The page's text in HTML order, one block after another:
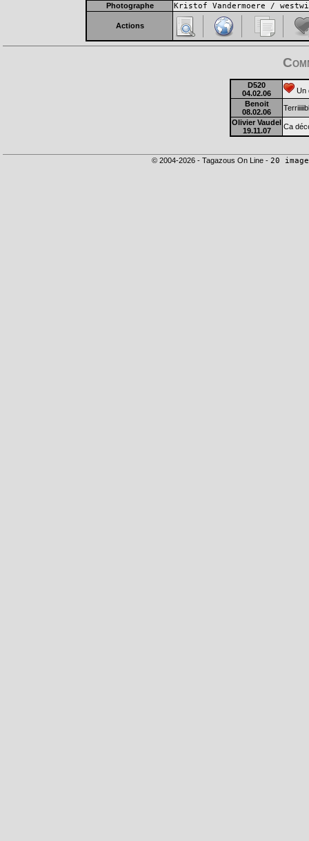
Photographe Kristof Vandermoere /
Actions
D520
04.02.06
Un
Benoit
08.02.06
Olivier Vaudel
19.11.07
Ca
© 2004-2026 - Tagazous On Line - 20